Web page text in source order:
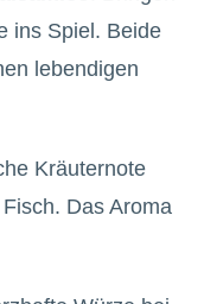
ins Spiel. Beide
lebendigen
Kräuternote
Das Aroma